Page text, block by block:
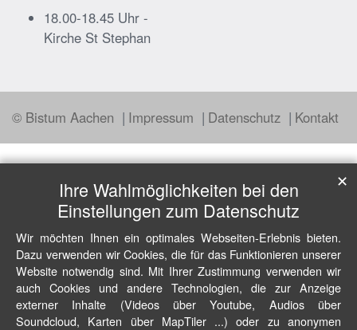
18.00-18.45 Uhr -
Kirche St Stephan
© Bistum Aachen Impressum Datenschutz Kontakt
Ihre Wahlmöglichkeiten bei den
Einstellungen zum Datenschutz
Wir möchten Ihnen ein optimales Webseiten-Erlebnis bieten.
Dazu verwenden wir Cookies, die für das Funktionieren unserer
Website notwendig sind. Mit Ihrer Zustimmung verwenden wir
auch Cookies und andere Technologien, die zur Anzeige
externer Inhalte (Videos über Youtube, Audios über
Soundcloud, Karten über MapTiler ...) oder zu anonymen
✕